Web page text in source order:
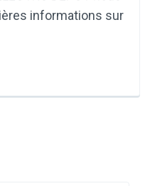
informations sur